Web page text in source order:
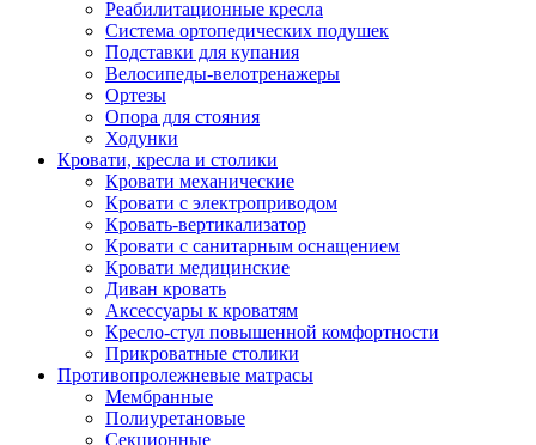
Реабилитационные кресла
Система ортопедических подушек
Подставки для купания
Велосипеды-велотренажеры
Ортезы
Опора для стояния
Ходунки
Кровати, кресла и столики
Кровати механические
Кровати с электроприводом
Кровать-вертикализатор
Кровати с санитарным оснащением
Кровати медицинские
Диван кровать
Аксессуары к кроватям
Кресло-стул повышенной комфортности
Прикроватные столики
Противопролежневые матрасы
Мембранные
Полиуретановые
Секционные